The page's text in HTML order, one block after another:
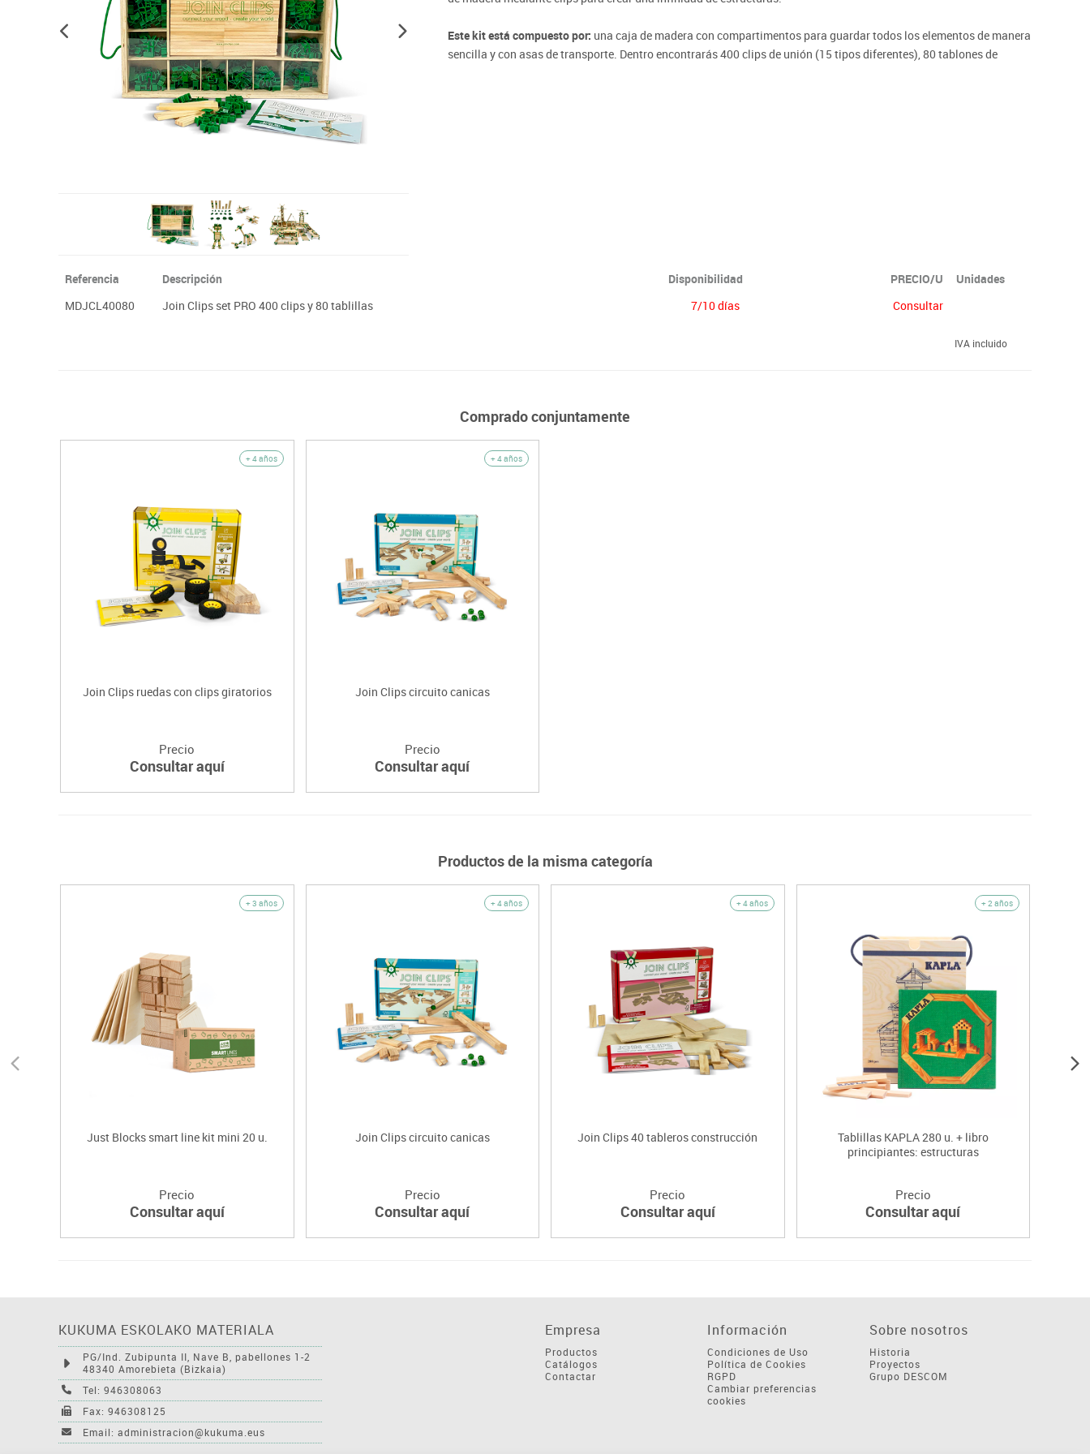
Plastifica, encuaderna, destruye
Papel y manipulados
Este kit está compuesto por: una caja de madera con compartimentos para guardar todos los elementos de manera
sencilla y con asas de transporte. Dentro encontrarás 400 clips de unión (15 tipos diferentes), 80 tablones de
Referencia Descripción Disponibilidad PRECIO/U
Unidades
MDJCL40080
Join Clips set PRO 400 clips y 80 tablillas 7/10 días Consultar
IVA incluido
Comprado conjuntamente
+ 4 años
Join Clips ruedas con clips giratorios
Precio
Consultar aquí
+ 4 años
Join Clips circuito canicas
Precio
Consultar aquí
Productos de la misma categoría
+ 3 años
Just Blocks smart line kit mini 20 u.
Precio
Consultar aquí
+ 4 años
Join Clips circuito canicas
Precio
Consultar aquí
+ 4 años
Join Clips 40 tableros construcción
Precio
Consultar aquí
+ 2 años
Tablillas KAPLA 280 u. + libro
principiantes: estructuras
Precio
Consultar aquí
KUKUMA ESKOLAKO MATERIALA
PG/Ind. Zubipunta II, Nave B, pabellones 1-2
48340 Amorebieta (Bizkaia)
Tel: 946308063
Fax: 946308125
Email: administracion@kukuma.eus
Empresa
Productos
Catálogos
Contactar
Información
Condiciones de Uso
Política de Cookies
RGPD
Cambiar preferencias
cookies
Sobre nosotros
Historia
Proyectos
Grupo DESCOM